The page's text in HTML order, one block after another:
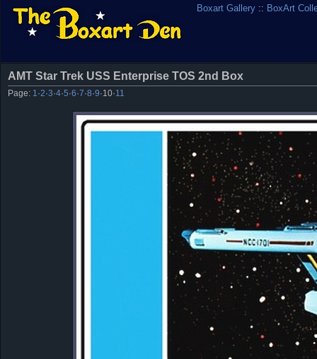
Boxart Gallery :: BoxArt
AMT Star Trek USS Enterprise TOS 2nd Box
Page: 1 ·2·3·4·5·6·7·8·9·10·11